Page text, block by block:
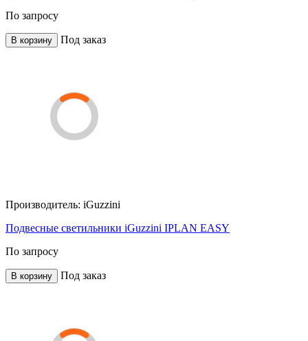
По запросу
В корзину Под заказ
Производитель: iGuzzini
Подвесные светильники iGuzzini IPLAN EASY
По запросу
В корзину Под заказ